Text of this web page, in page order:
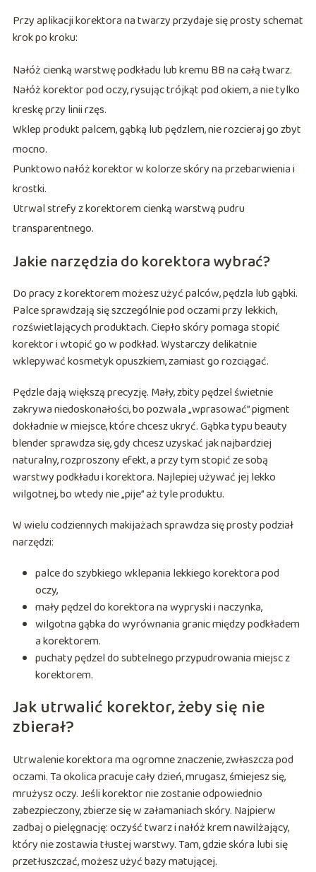
Przy aplikacji korektora na twarzy przydaje się prosty schemat
krok po kroku:
Nałóż cienką warstwę podkładu lub kremu BB na całą twarz.
Nałóż korektor pod oczy, rysując trójkąt pod okiem, a nie tylko
kreskę przy linii rzęs.
Wklep produkt palcem, gąbką lub pędzlem, nie rozcieraj go zbyt
mocno.
Punktowo nałóż korektor w kolorze skóry na przebarwienia i
krostki.
Utrwal strefy z korektorem cienką warstwą pudru
transparentnego.
Jakie narzędzia do korektora wybrać?
Do pracy z korektorem możesz użyć palców, pędzla lub gąbki.
Palce sprawdzają się szczególnie pod oczami przy lekkich,
rozświetlających produktach. Ciepło skóry pomaga stopić
korektor i wtopić go w podkład. Wystarczy delikatnie
wklepywać kosmetyk opuszkiem, zamiast go rozciągać.
Pędzle dają większą precyzję. Mały, zbity pędzel świetnie
zakrywa niedoskonałości, bo pozwala „wprasować” pigment
dokładnie w miejsce, które chcesz ukryć. Gąbka typu beauty
blender sprawdza się, gdy chcesz uzyskać jak najbardziej
naturalny, rozproszony efekt, a przy tym stopić ze sobą
warstwy podkładu i korektora. Najlepiej używać jej lekko
wilgotnej, bo wtedy nie „pije” aż tyle produktu.
W wielu codziennych makijażach sprawdza się prosty podział
narzędzi:
palce do szybkiego wklepania lekkiego korektora pod
oczy,
mały pędzel do korektora na wypryski i naczynka,
wilgotna gąbka do wyrównania granic między podkładem
a korektorem.
puchaty pędzel do subtelnego przypudrowania miejsc z
korektorem.
Jak utrwalić korektor, żeby się nie
zbierał?
Utrwalenie korektora ma ogromne znaczenie, zwłaszcza pod
oczami. Ta okolica pracuje cały dzień, mrugasz, śmiejesz się,
mrużysz oczy. Jeśli korektor nie zostanie odpowiednio
zabezpieczony, zbierze się w załamaniach skóry. Najpierw
zadbaj o pielęgnację: oczyść twarz i nałóż krem nawilżający,
który nie zostawia tłustej warstwy. Tam, gdzie skóra lubi się
przetłuszczać, możesz użyć bazy matującej.